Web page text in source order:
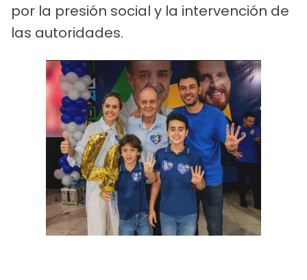
por la presión social y la intervención de
las autoridades.